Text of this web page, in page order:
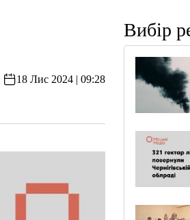
18 Лис 2024 | 09:28
Вибір